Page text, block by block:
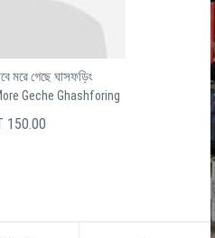
মরে গেছে ঘাসফড়িং
Geche Ghashforing
150.00